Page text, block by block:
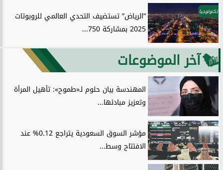
تكنولوجيا
”الرياض” تستضيف التحدي العالمي للروبوتات
2025 بمشاركة 750...
آخر الموضوعات
المهندسة بيان حلوم لـ«طموح»: تأهيل المرأة
وتعزيز مبادئها...
مؤشر السوق السعودية يتراجع 0.12% عند
الافتتاح وسط...